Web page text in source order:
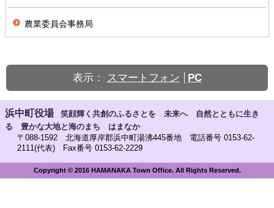
農業委員会事務局
表示： スマートフォン PC
浜中町役場
笑顔輝く共創のふるさとを 未来へ 自然とともに生き
る 豊かな大地と海のまち はまなか
〒088-1592 北海道厚岸郡浜中町湯沸445番地 電話番号 0153-62-
2111(代表) Fax番号 0153-62-2229
Copyright © 2016 HAMANAKA Town Office. All Rights Reserved.